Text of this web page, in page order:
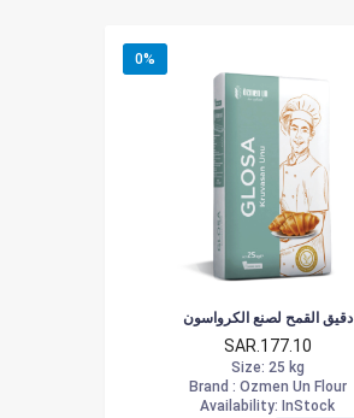
0%
دقيق القمح لصنع الكرواسون
SAR.177.10
Size: 25 kg
Brand : Ozmen Un Flour
Availability: InStock